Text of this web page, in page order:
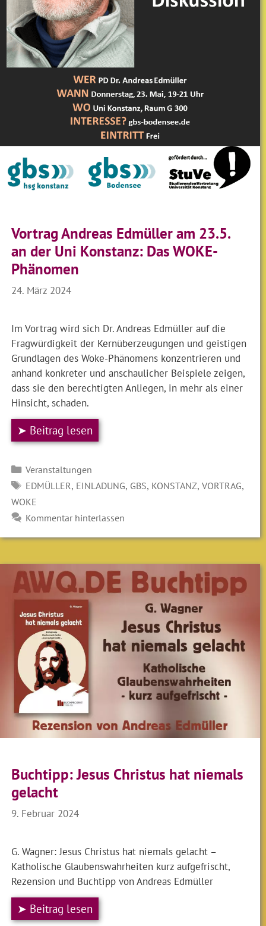
Vortrag Andreas Edmüller am 23.5.
an der Uni Konstanz: Das WOKE-
Phänomen
24. März 2024
Im Vortrag wird sich Dr. Andreas Edmüller auf die
Fragwürdigkeit der Kernüberzeugungen und geistigen
Grundlagen des Woke-Phänomens konzentrieren und
anhand konkreter und anschaulicher Beispiele zeigen,
dass sie den berechtigten Anliegen, in mehr als einer
Hinsicht, schaden.
➤ Beitrag lesen
Kategorien
Veranstaltungen
SCHLAGWÖRTER
EDMÜLLER, EINLADUNG, GBS, KONSTANZ, VORTRAG,
WOKE
Kommentar hinterlassen
Buchtipp: Jesus Christus hat niemals
gelacht
9. Februar 2024
G. Wagner: Jesus Christus hat niemals gelacht –
Katholische Glaubenswahrheiten kurz aufgefrischt,
Rezension und Buchtipp von Andreas Edmüller
➤ Beitrag lesen